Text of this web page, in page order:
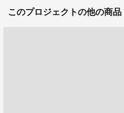
このプロジェクトの他の商品